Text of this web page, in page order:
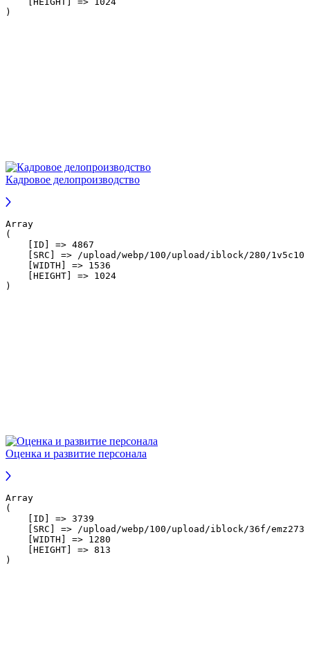
Кадровое делопроизводство
Array
(
    [ID] => 4867
[SRC] => /upload/webp/100/upload/iblock/280/
    [WIDTH] => 1536
    [HEIGHT] => 1024
Оценка и развитие персонала
Array
(
    [ID] => 3739
[SRC] => /upload/webp/100/upload/iblock/36f/
    [WIDTH] => 1280
    [HEIGHT] => 813